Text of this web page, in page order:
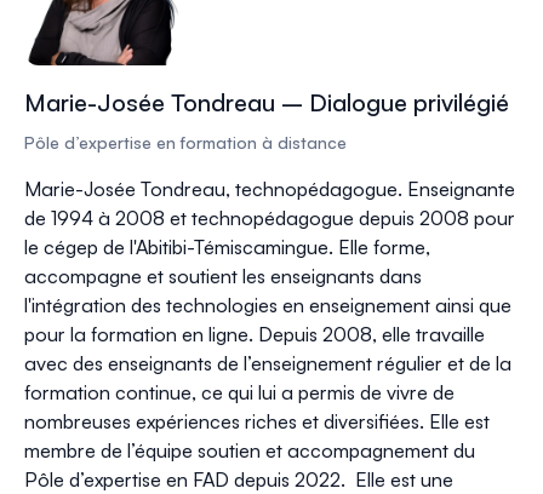
Marie-Josée Tondreau – Dialogue privilégié
Pôle d’expertise en formation à distance
Marie-Josée Tondreau, technopédagogue. Enseignante
de 1994 à 2008 et technopédagogue depuis 2008 pour
le cégep de l'Abitibi-Témiscamingue. Elle forme,
accompagne et soutient les enseignants dans
l'intégration des technologies en enseignement ainsi que
pour la formation en ligne. Depuis 2008, elle travaille
avec des enseignants de l’enseignement régulier et de la
formation continue, ce qui lui a permis de vivre de
nombreuses expériences riches et diversifiées. Elle est
membre de l’équipe soutien et accompagnement du
Pôle d’expertise en FAD depuis 2022. Elle est une